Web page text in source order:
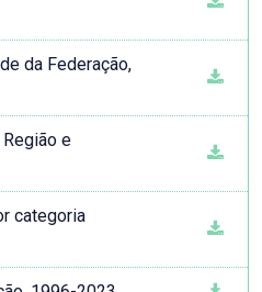
da Federação,
e
categoria